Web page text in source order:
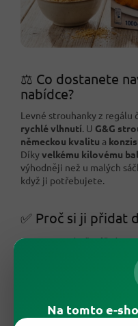
Na tomto e-
⚖️ Co dostanete
nabídce?
Levné strouhanky z regálu
rychlé vlhnutí. U G&G
německou kvalitu a
Díkyvelkému kilovému
výhodněji než u malých
když ji potřebujete.
✅ Proč si ji přidat
Jemná pšeničná
Křupavá zlatavá
Znovuuzaviratelná
Výhodná cenaza